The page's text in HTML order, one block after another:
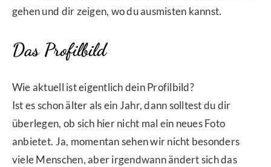
gehen und dir zeigen, wo du ausmisten kannst.
Das Profilbild
Wie aktuell ist eigentlich dein Profilbild?
Ist es schon älter als ein Jahr, dann solltest du dir
überlegen, ob sich hier nicht mal ein neues Foto
anbietet. Ja, momentan sehen wir nicht besonders
viele Menschen, aber irgendwann ändert sich das